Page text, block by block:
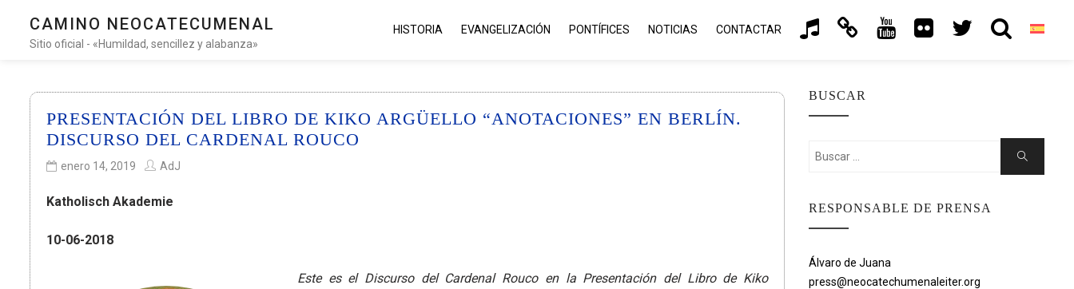
CAMINO NEOCATECUMENAL
Sitio oficial - «Humildad, sencillez y alabanza»
HISTORIA EVANGELIZACIÓN PONTÍFICES NOTICIAS CONTACTAR
PRESENTACIÓN DEL LIBRO DE KIKO ARGÜELLO “ANOTACIONES” EN BERLÍN.
DISCURSO DEL CARDENAL ROUCO
enero 14, 2019 AdJ
Katholisch Akademie
10-06-2018
Este es el Discurso del Cardenal Rouco en la Presentación del Libro de Kiko
BUSCAR
Buscar:
Buscar
RESPONSABLE DE PRENSA
Álvaro de Juana
press@neocatechumenaleiter.org